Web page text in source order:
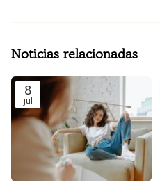
Noticias relacionadas
8
jul